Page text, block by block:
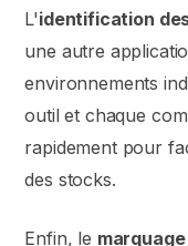
L'identification
une autre
environnements
outil et chaque
rapidement pour
des stocks.
Enfin, le